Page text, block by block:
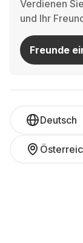
Verdienen
und Ihr
Freunde
Deutsch